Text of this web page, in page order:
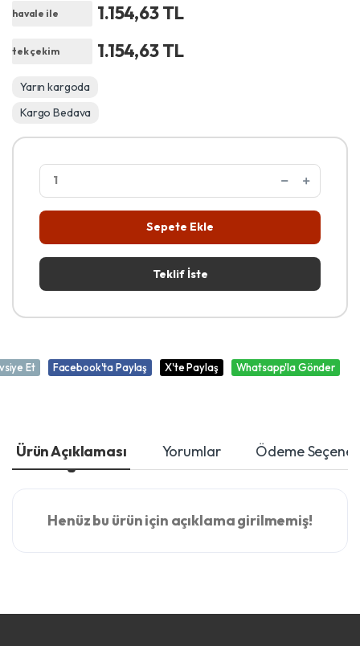
havale ile 1.154,63 TL
tek çekim 1.154,63 TL
Yarın kargoda
Kargo Bedava
Sepete Ekle
Teklif İste
Et Facebook'ta Paylaş X'te Paylaş Whatsapp'la Gönder
Ürün Açıklaması Yorumlar Ödeme
Henüz bu ürün için açıklama girilmemiş!